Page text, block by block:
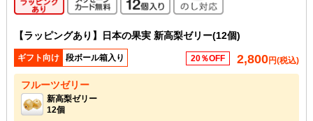
【ラッピングあり】日本の果実 新高梨ゼリー(12個)
ギフト向け 段ボール箱入り 20％OFF 2,800円(税込)
フルーツゼリー
新高梨ゼリー
12個